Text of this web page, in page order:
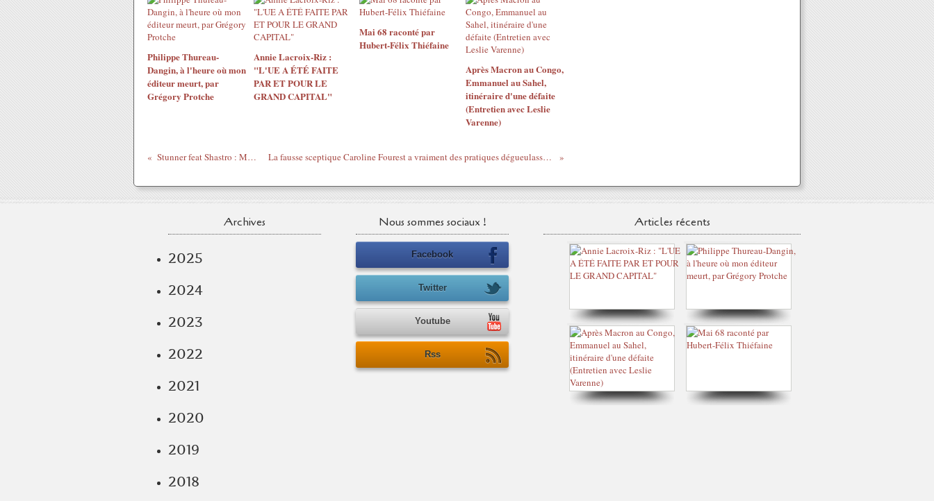
Philippe Thureau-
Dangin, à l'heure où mon
éditeur meurt, par
Grégory Protche
Annie Lacroix-Riz :
"L'UE A ÉTÉ FAITE
PAR ET POUR LE
GRAND CAPITAL"
Mai 68 raconté par
Hubert-Félix Thiéfaine
Après Macron au Congo,
Emmanuel au Sahel,
itinéraire d'une défaite
(Entretien avec Leslie
Varenne)
Stunner feat Shastro : Mudhara Banda La fausse sceptique Caroline Fourest a vraiment des pratiques dégueulasses - Réaction de Michel Collon
Archives
2025
2024
2023
2022
2021
2020
2019
2018
Nous sommes sociaux !
Facebook
Twitter
Youtube
Rss
Articles récents